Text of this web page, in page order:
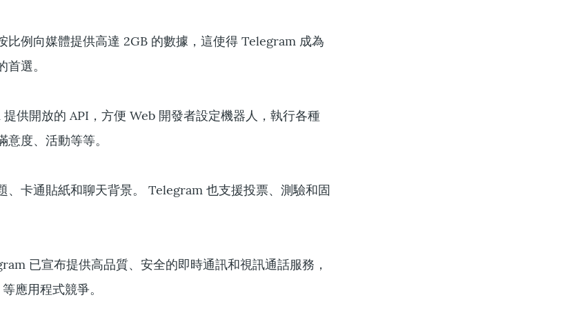
比例向媒體提供高達 2GB 的數據，這使得 Telegram 成為
選。
供開放的 API，方便 Web 開發者設定機器人，執行各種
度、活動等等。
、卡通貼紙和聊天背景。 Telegram 也支援投票、測驗和固
已宣布提供高品質、安全的即時通訊和視訊通話服務，
應用程式競爭。